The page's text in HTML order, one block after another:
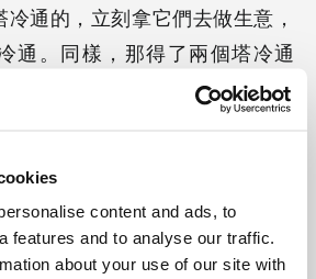
content and ads, to
features and to analyse our traffic.
about your use of our site with
通的，立刻拿它們去做生意，
通。同樣，那得了兩個塔冷通
冷通。可是，那得了一個塔冷通
挖了一個洞，把主人的錢埋